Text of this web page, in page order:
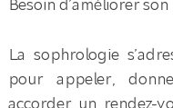
Besoin d’améliorer
La sophrologie
pour appeler,
accorder un rendez-